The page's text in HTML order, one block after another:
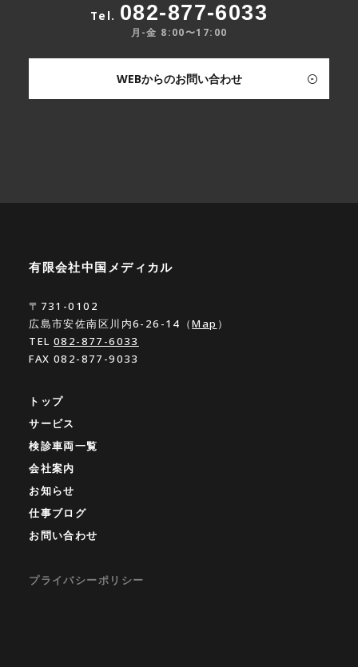
Tel. 082-877-6033
月-金 8:00〜17:00
WEBからのお問い合わせ
有限会社中国メディカル
〒731-0102
広島市安佐南区川内6-26-14（Map ）
TEL 082-877-6033
FAX 082-877-9033
トップ
サービス
検診車両一覧
会社案内
お知らせ
仕事ブログ
お問い合わせ
プライバシーポリシー